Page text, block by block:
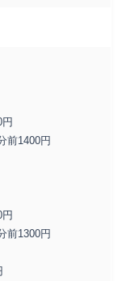
前1400円
前1300円